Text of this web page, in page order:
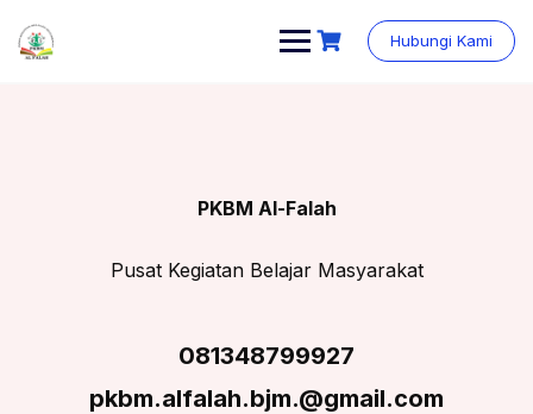
content
Hubungi Kami
PKBM Al-Falah
Pusat Kegiatan Belajar Masyarakat
081348799927
pkbm.alfalah.bjm.@gmail.com